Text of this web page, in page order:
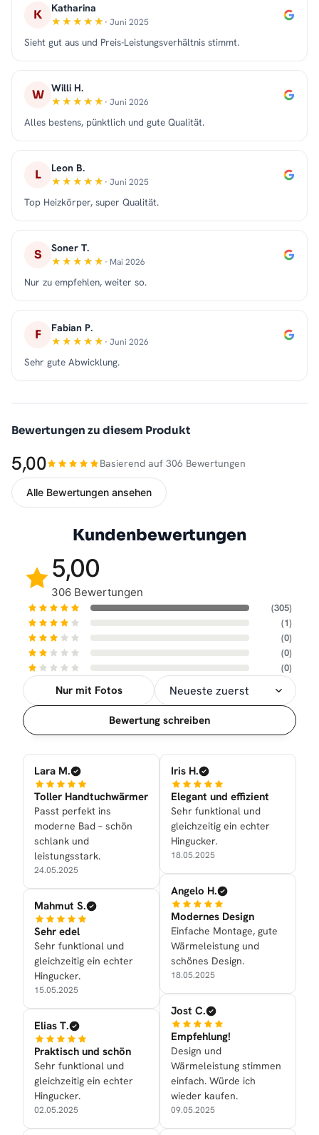
K Katharina
· Juni 2025
Sieht gut aus und Preis-Leistungsverhältnis stimmt.
W Willi H.
· Juni 2026
Alles bestens, pünktlich und gute Qualität.
L Leon B.
· Juni 2025
Top Heizkörper, super Qualität.
S Soner T.
· Mai 2026
Nur zu empfehlen, weiter so.
F Fabian P.
· Juni 2026
Sehr gute Abwicklung.
Bewertungen zu diesem Produkt
5,00 Basierend auf 306 Bewertungen
Alle Bewertungen ansehen
Kundenbewertungen
5,00
306 Bewertungen
(305)
(1)
(0)
(0)
(0)
Nur mit Fotos
Sortierung
Bewertung schreiben
Lara M.
Toller Handtuchwärmer
Passt perfekt ins
moderne Bad – schön
schlank und
leistungsstark.
24.05.2025
Mahmut S.
Sehr edel
Sehr funktional und
gleichzeitig ein echter
Hingucker.
15.05.2025
Elias T.
Praktisch und schön
Sehr funktional und
gleichzeitig ein echter
Hingucker.
02.05.2025
Iris H.
Elegant und effizient
Sehr funktional und
gleichzeitig ein echter
Hingucker.
18.05.2025
Angelo H.
Modernes Design
Einfache Montage, gute
Wärmeleistung und
schönes Design.
18.05.2025
Jost C.
Empfehlung!
Design und
Wärmeleistung stimmen
einfach. Würde ich
wieder kaufen.
09.05.2025